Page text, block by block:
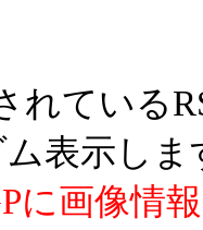
れている
表示しま
に画像情